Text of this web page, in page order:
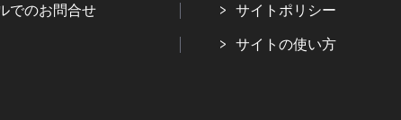
でのお問合せ サイトポリシー
サイトの使い方